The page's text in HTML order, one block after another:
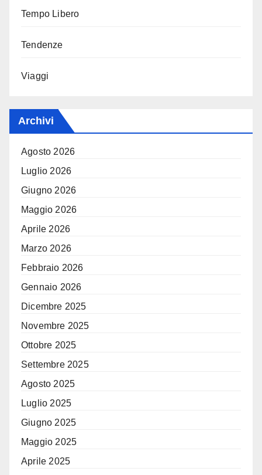
Tempo Libero
Tendenze
Viaggi
Archivi
Agosto 2026
Luglio 2026
Giugno 2026
Maggio 2026
Aprile 2026
Marzo 2026
Febbraio 2026
Gennaio 2026
Dicembre 2025
Novembre 2025
Ottobre 2025
Settembre 2025
Agosto 2025
Luglio 2025
Giugno 2025
Maggio 2025
Aprile 2025